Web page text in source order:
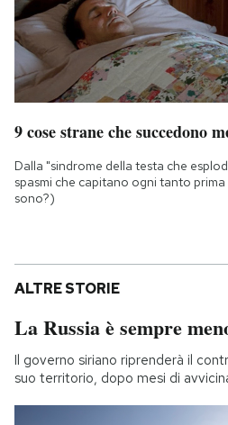
9 cose strane che succedono
Dalla "sindrome della testa che
spasmi che capitano ogni tanto
sono?)
ALTRE STORIE
La Russia è sempre
Il governo siriano riprenderà il
suo territorio, dopo mesi di